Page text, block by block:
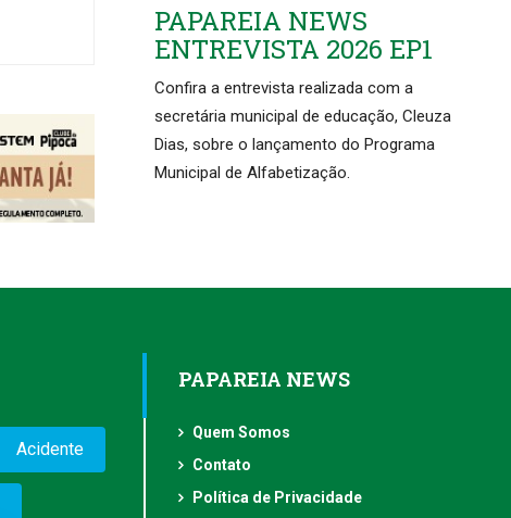
PAPAREIA NEWS
ENTREVISTA 2026 EP1
Confira a entrevista realizada com a
secretária municipal de educação, Cleuza
Dias, sobre o lançamento do Programa
Municipal de Alfabetização.
Acidente
PAPAREIA NEWS
Quem Somos
Contato
Política de Privacidade